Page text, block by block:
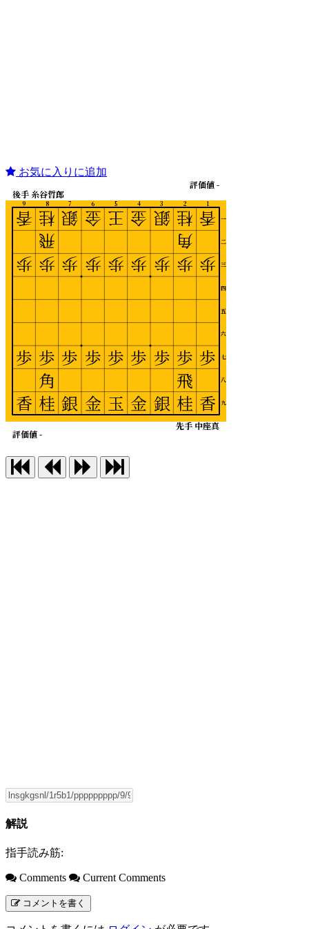
お気に入りに追加
1
2
3
4
5
6
7
8
9
一
二
三
四
五
六
七
八
九
先手 中座真
後手 糸谷哲郎
評価値 -
評価値 -
香
歩
歩
香
桂
角
歩
歩
飛
桂
銀
歩
歩
銀
金
歩
歩
金
王
歩
歩
玉
金
歩
歩
金
銀
歩
歩
銀
桂
飛
歩
歩
角
桂
香
歩
歩
香
解説
指手読み筋:
Comments Current Comments
コメントを書く